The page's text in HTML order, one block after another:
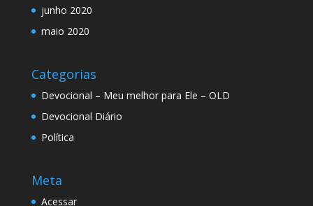
junho 2020
maio 2020
Categorias
Devocional – Meu melhor para Ele – OLD
Devocional Diário
Política
Meta
Acessar